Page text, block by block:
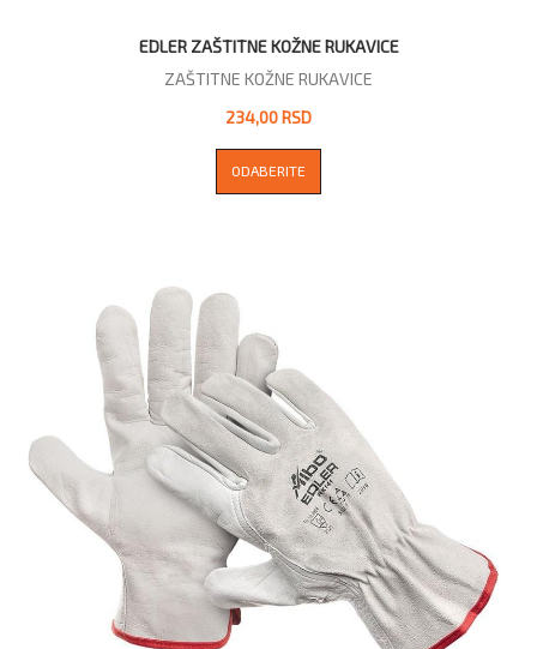
EDLER ZAŠTITNE KOŽNE RUKAVICE
ZAŠTITNE KOŽNE RUKAVICE
234,00 RSD
ODABERITE